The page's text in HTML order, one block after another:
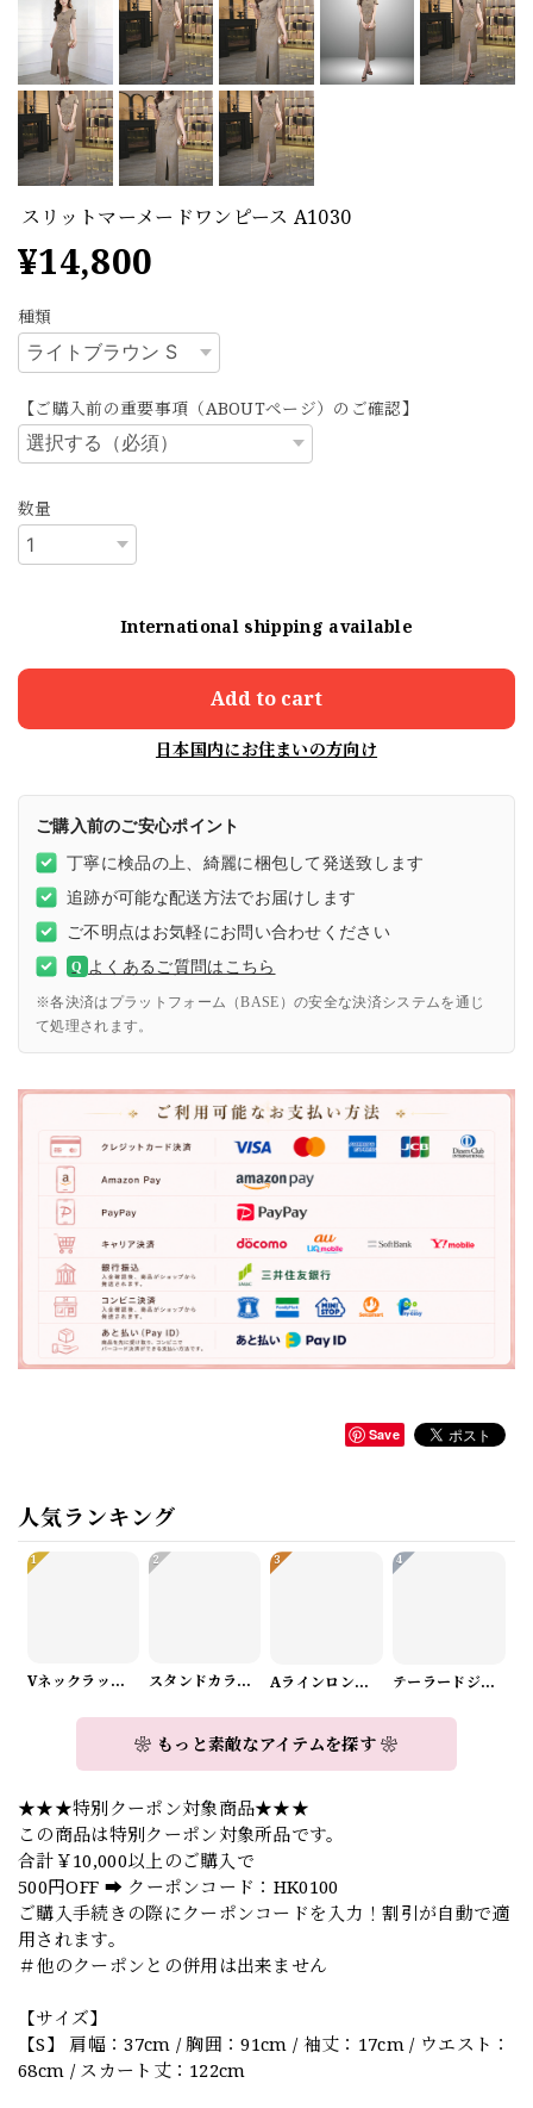
スリットマーメードワンピース A1030
¥14,800
種類
【ご購入前の重要事項（ABOUTページ）のご確認】
数量
International shipping available
Add to cart
日本国内にお住まいの方向け
ご購入前のご安心ポイント
丁寧に検品の上、綺麗に梱包して発送致します
追跡が可能な配送方法でお届けします
ご不明点はお気軽にお問い合わせください
Q よくあるご質問はこちら
※各決済はプラットフォーム（BASE）の安全な決済システムを通じ
て処理されます。
Save
人気ランキング
1
Vネックラップデザインニット（3color） A1008
2
スタンドカラーロングスリーブリボンブラウス（3color） A1126
3
Aラインロングワンピース（2color） A0908
4
テーラードジャケット＆ワイドパンツスーツwithスカーフ A0987
❀ もっと素敵なアイテムを探す ❀
★★★特別クーポン対象商品★★★
この商品は特別クーポン対象所品です。
合計￥10,000以上のご購入で
500円OFF ➡️ クーポンコード：HK0100
ご購入手続きの際にクーポンコードを入力！割引が自動で適
用されます。
＃他のクーポンとの併用は出来ません
【サイズ】
【S】 肩幅：37cm / 胸囲：91cm / 袖丈：17cm / ウエスト：
68cm / スカート丈：122cm